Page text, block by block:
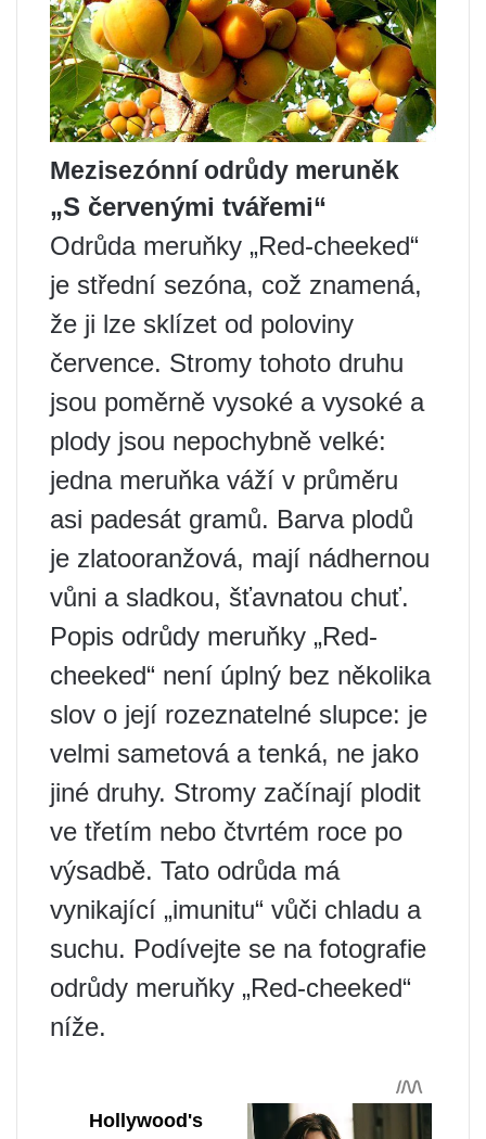
Mezisezónní odrůdy meruněk
„S červenými tvářemi“
Odrůda meruňky „Red-cheeked“
je střední sezóna, což znamená,
že ji lze sklízet od poloviny
července. Stromy tohoto druhu
jsou poměrně vysoké a vysoké a
plody jsou nepochybně velké:
jedna meruňka váží v průměru
asi padesát gramů. Barva plodů
je zlatooranžová, mají nádhernou
vůni a sladkou, šťavnatou chuť.
Popis odrůdy meruňky „Red-
cheeked“ není úplný bez několika
slov o její rozeznatelné slupce: je
velmi sametová a tenká, ne jako
jiné druhy. Stromy začínají plodit
ve třetím nebo čtvrtém roce po
výsadbě. Tato odrůda má
vynikající „imunitu“ vůči chladu a
suchu. Podívejte se na fotografie
odrůdy meruňky „Red-cheeked“
níže.